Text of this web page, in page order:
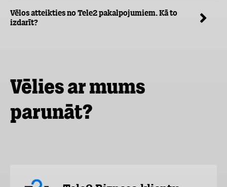
Vēlos atteikties no Tele2 pakalpojumiem. Kā to
izdarīt?
Vēlies ar mums
parunāt?